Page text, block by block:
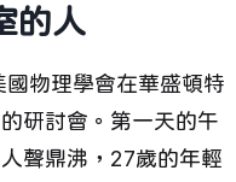
的人
物理學會在華盛頓特
研討會。第一天的午
聲鼎沸，27歲的年輕